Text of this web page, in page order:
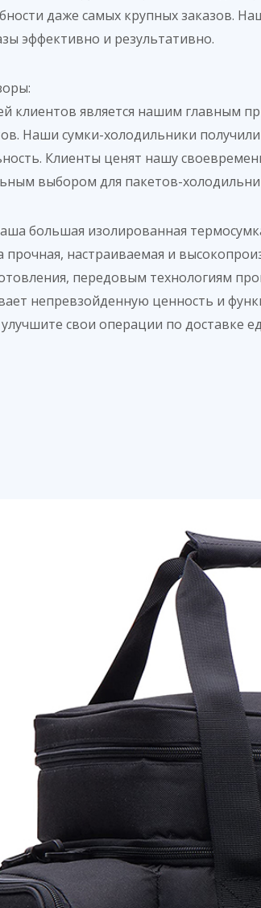
даже самых крупных заказов.
эффективно и результативно.
клиентов является нашим главным
Наши сумки-холодильники
Клиенты ценят нашу
выбором для пакетов-
большая изолированная
настраиваемая и
передовым технологиям
непревзойденную ценность и
свои операции по доставке